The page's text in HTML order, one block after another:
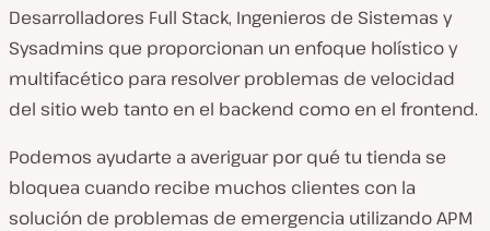
Desarrolladores Full Stack, Ingenieros de Sistemas y
Sysadmins que proporcionan un enfoque holístico y
multifacético para resolver problemas de velocidad
del sitio web tanto en el backend como en el frontend.
Podemos ayudarte a averiguar por qué tu tienda se
bloquea cuando recibe muchos clientes con la
solución de problemas de emergencia utilizando APM